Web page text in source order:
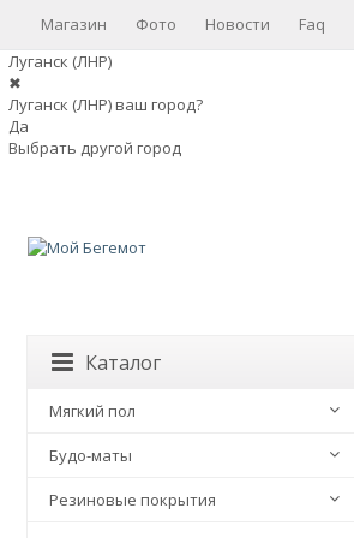
Магазин Фото Новости Faq
Луганск (ЛНР)
✖
Луганск (ЛНР) ваш город?
Да
Выбрать другой город
Каталог
Мягкий пол
Будо-маты
Резиновые покрытия